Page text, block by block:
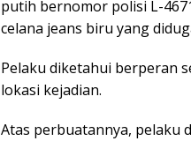
putih bernomor polisi L-
celana jeans biru yang
Pelaku diketahui berperan
lokasi kejadian.
Atas perbuatannya, pelaku